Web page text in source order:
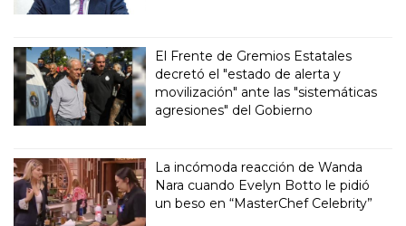
El Frente de Gremios Estatales
decretó el "estado de alerta y
movilización" ante las "sistemáticas
agresiones" del Gobierno
La incómoda reacción de Wanda
Nara cuando Evelyn Botto le pidió
un beso en “MasterChef Celebrity”